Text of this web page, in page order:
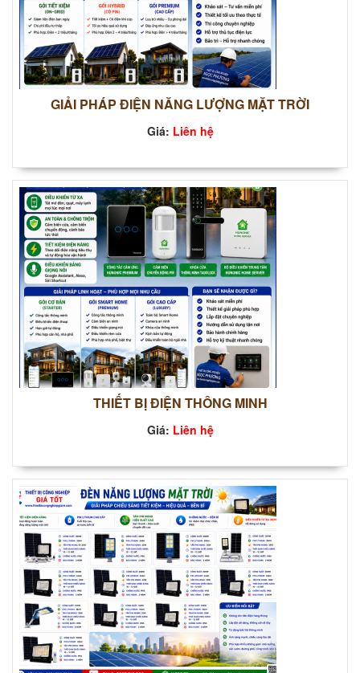
GIẢI PHÁP ĐIỆN NĂNG LƯỢNG MẶT TRỜI
Giá: Liên hệ
THIẾT BỊ ĐIỆN THÔNG MINH
Giá: Liên hệ